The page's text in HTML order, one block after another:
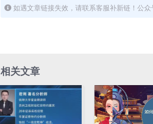
如遇文章链接失效，请联系客服补新链！公
相关文章